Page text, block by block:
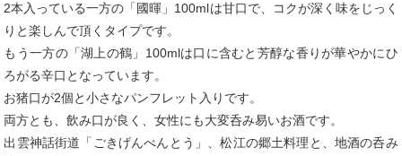
2本入っている一方の「國暉」100mlは甘口で、コクが深く味をじっく
りと楽しんで頂くタイプです。
もう一方の「湖上の鶴」100mlは口に含むと芳醇な香りが華やかにひ
ろがる辛口となっています。
お猪口が2個と小さなパンフレット入りです。
両方とも、飲み口が良く、女性にも大変呑み易いお酒です。
出雲神話街道「ごきげんべんとう」、松江の郷土料理と、地酒の呑み